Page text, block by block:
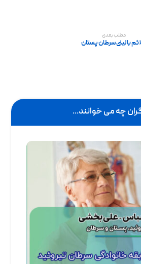
مطلب بعدی
بالینی سرطان پستان
چه می خوانند...